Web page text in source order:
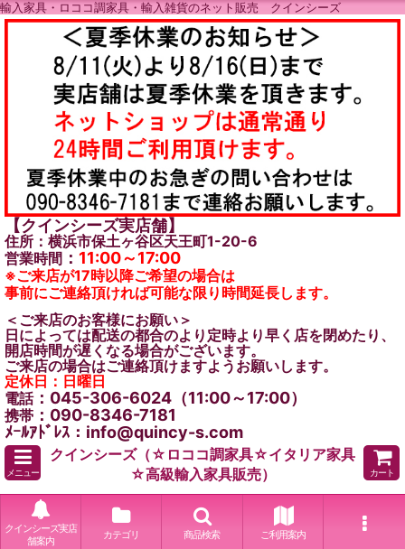
輸入家具・ロココ調家具・輸入雑貨のネット販売 クインシーズ
【クインシーズ実店舗】
住所：横浜市保土ヶ谷区天王町1-20-6
営業時間 ： 11:00～17:00
※ご来店が17時以降ご希望の場合は
事前にご連絡頂ければ可能な限り時間延長します。
＜ご来店のお客様にお願い＞
日によっては配送の都合のより定時より早く店を閉めたり、
開店時間が遅くなる場合がございます。
ご来店の場合はご連絡頂けますようお願いします。
定休日：日曜日
電話：045-306-6024（11:00～17:00）
携帯 ：090-8346-7181
ﾒｰﾙｱﾄﾞﾚｽ：info@quincy-s.com
メニュー
クインシーズ（☆ロココ調家具☆イタリア家具
☆高級輸入家具販売）
カート
クインシーズ実店
舗案内
カテゴリ 商品検索 ご利用案内